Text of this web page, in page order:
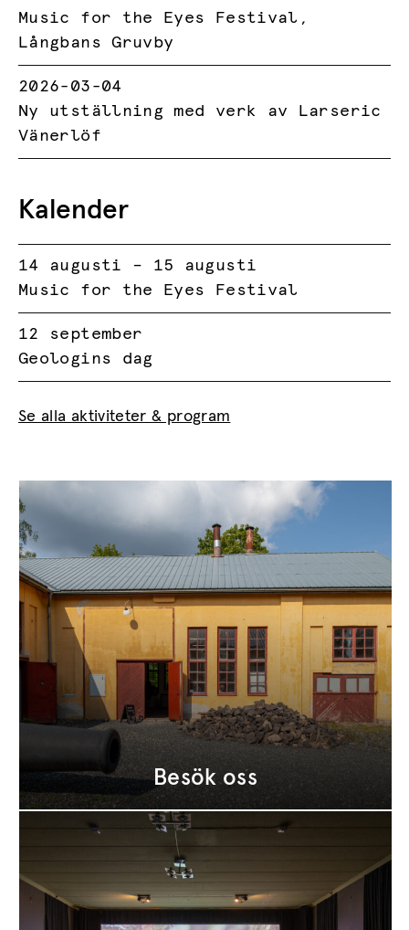
Music for the Eyes Festival,
Långbans Gruvby
2026-03-04
Ny utställning med verk av Larseric
Vänerlöf
Kalender
14 augusti – 15 augusti
Music for the Eyes Festival
12 september
Geologins dag
Se alla aktiviteter & program
Besök oss